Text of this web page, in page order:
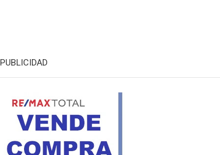
PUBLICIDAD